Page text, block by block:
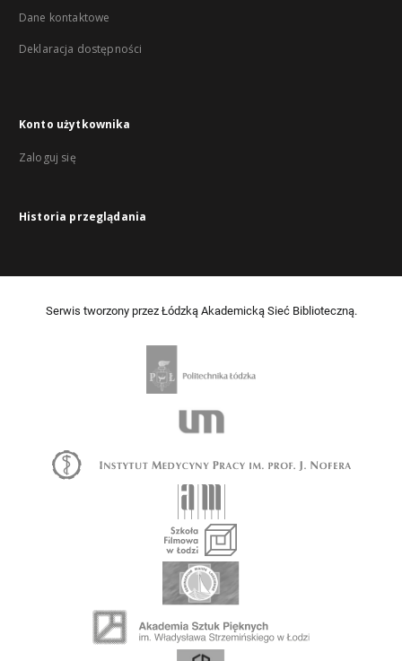
Dane kontaktowe
Deklaracja dostępności
Konto użytkownika
Zaloguj się
Historia przeglądania
Serwis tworzony przez Łódzką Akademicką Sieć Biblioteczną.